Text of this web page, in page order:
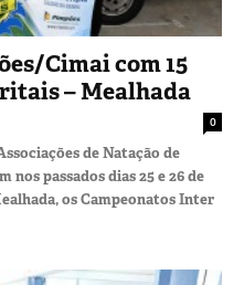
Cimai com 15
– Mealhada
0
de Natação de
passados dias 25 e 26 de
os Campeonatos Inter